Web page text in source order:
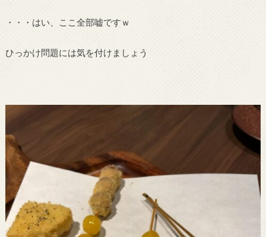
・・・はい、ここ全部嘘ですｗ
ひっかけ問題には気を付けましょう